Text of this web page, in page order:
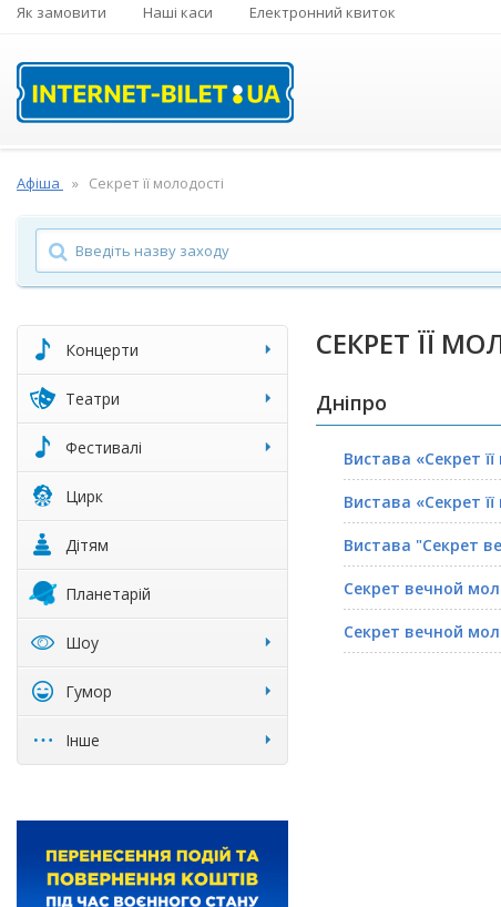
Як замовити Наші каси Електронний квиток
Афіша Секрет її молодості
Концерти
Театри
Фестивалі
Цирк
Дітям
Планетарій
Шоу
Гумор
Інше
СЕКРЕТ ЇЇ
Дніпро
Вистава «Секрет
Вистава «Секрет
Вистава "Секрет
Секрет вечной
Секрет вечной